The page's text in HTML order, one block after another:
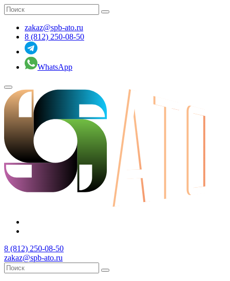
zakaz@spb-ato.ru
8 (812) 250-08-50
WhatsApp
8 (812) 250-08-50
zakaz@spb-ato.ru